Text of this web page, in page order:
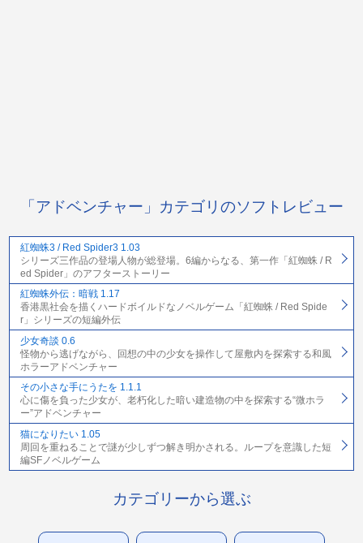
「アドベンチャー」カテゴリのソフトレビュー
紅蜘蛛3 / Red Spider3 1.03
シリーズ三作品の登場人物が総登場。6編からなる、第一作「紅蜘蛛 / R
ed Spider」のアフターストーリー
紅蜘蛛外伝：暗戦 1.17
香港黒社会を描くハードボイルドなノベルゲーム「紅蜘蛛 / Red Spide
r」シリーズの短編外伝
少女奇談 0.6
怪物から逃げながら、回想の中の少女を操作して屋敷内を探索する和風
ホラーアドベンチャー
その小さな手にうたを 1.1.1
心に傷を負った少女が、老朽化した暗い建造物の中を探索する“微ホラ
ー”アドベンチャー
猫になりたい 1.05
周回を重ねることで謎が少しずつ解き明かされる。ループを意識した短
編SFノベルゲーム
カテゴリーから選ぶ